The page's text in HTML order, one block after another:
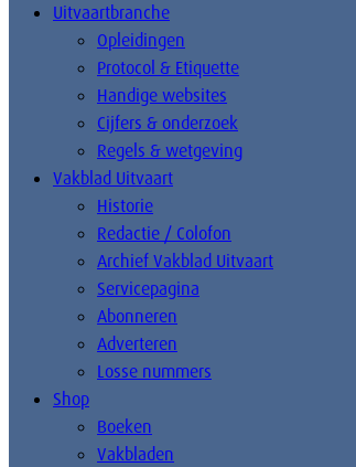
Uitvaartbranche
Opleidingen
Protocol & Etiquette
Handige websites
Cijfers & onderzoek
Regels & wetgeving
Vakblad Uitvaart
Historie
Redactie / Colofon
Archief Vakblad Uitvaart
Servicepagina
Abonneren
Adverteren
Losse nummers
Shop
Boeken
Vakbladen